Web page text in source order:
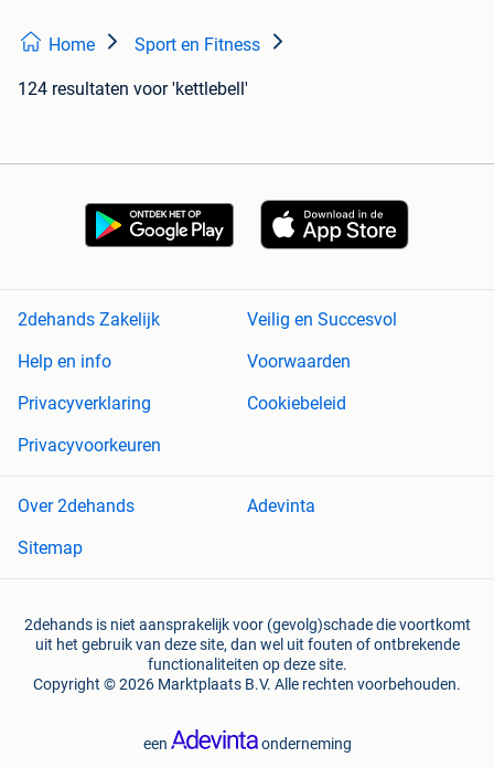
Home Sport en Fitness
124 resultaten voor 'kettlebell'
2dehands Zakelijk
Veilig en Succesvol
Help en info
Voorwaarden
Privacyverklaring
Cookiebeleid
Privacyvoorkeuren
Over 2dehands
Adevinta
Sitemap
2dehands is niet aansprakelijk voor (gevolg)schade die voortkomt
uit het gebruik van deze site, dan wel uit fouten of ontbrekende
functionaliteiten op deze site.
Copyright © 2026 Marktplaats B.V. Alle rechten voorbehouden.
een onderneming